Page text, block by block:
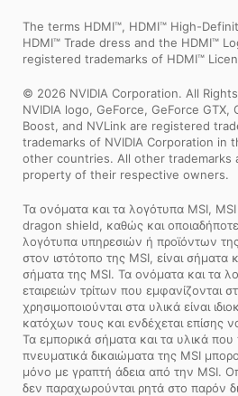
The terms HDMI™, HDMI™ High-
HDMI™ Trade dress and the HDMI™
registered trademarks of HDMI™
© 2026 NVIDIA Corporation. All
NVIDIA logo, GeForce, GeForce GTX,
Boost, and NVLink are registered
trademarks of NVIDIA Corporation in
other countries. All other trademarks
property of their respective owners.
Τα ονόματα και τα λογότυπα MSI,
dragon shield, καθώς και
λογότυπα υπηρεσιών ή προϊόντων
στον ιστότοπο της MSI, είναι σήματα
σήματα της MSI. Τα ονόματα και τα
εταιρειών τρίτων που εμφανίζονται
χρησιμοποιούνται στα υλικά είναι
κατόχων τους και ενδέχεται επίσης
Τα εμπορικά σήματα και τα υλικά που
πνευματικά δικαιώματα της MSI
μόνο με γραπτή άδεια από την MSI.
δεν παραχωρούνται ρητά στο παρόν